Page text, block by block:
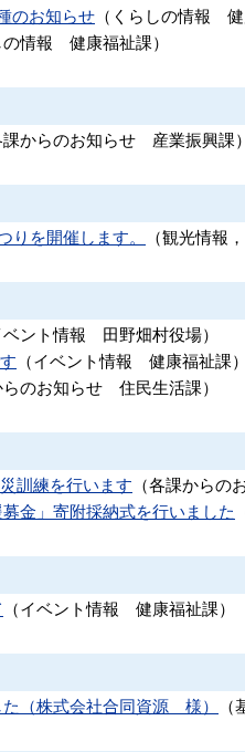
のお知らせ （ くらしの情報
の情報 健康福祉課）
課からのお知らせ 産業振興課）
りを開催します。 （観光情報
ベント情報 田野畑村役場）
（イベント情報 健康福祉課）
のお知らせ 住民生活課）
訓練を行います （各課からの
金」寄附採納式を行いました
（イベント情報 健康福祉課）
（株式会社合同資源 様） （